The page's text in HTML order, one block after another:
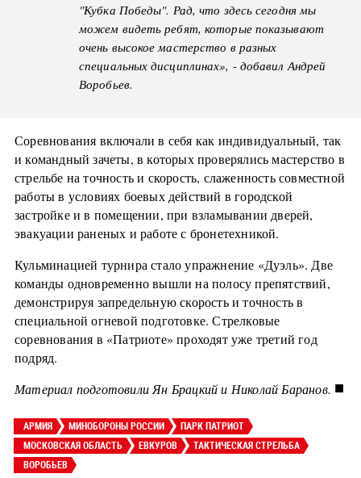
"Кубка Победы". Рад, что здесь сегодня мы
можем видеть ребят, которые показывают
очень высокое мастерство в разных
специальных дисциплинах», - добавил Андрей
Воробьев.
Соревнования включали в себя как индивидуальный, так
и командный зачеты, в которых проверялись мастерство в
стрельбе на точность и скорость, слаженность совместной
работы в условиях боевых действий в городской
застройке и в помещении, при взламывании дверей,
эвакуации раненых и работе с бронетехникой.
Кульминацией турнира стало упражнение «Дуэль». Две
команды одновременно вышли на полосу препятствий,
демонстрируя запредельную скорость и точность в
специальной огневой подготовке. Стрелковые
соревнования в «Патриоте» проходят уже третий год
подряд.
Материал подготовили Ян Брацкий и Николай Баранов. ■
АРМИЯ МИНОБОРОНЫ РОССИИ
ПАРК ПАТРИОТ
МОСКОВСКАЯ ОБЛАСТЬ
ЕВКУРОВ
ТАКТИЧЕСКАЯ СТРЕЛЬБА
ВОРОБЬЕВ